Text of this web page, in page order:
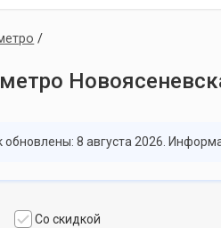
/
обновлены: 8 августа 2026.
Со скидкой